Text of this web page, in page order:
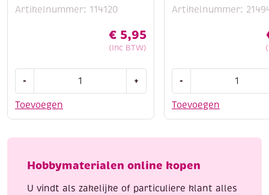
Artikelnummer: 114120
€ 5,95
(Inc BTW)
Toevoegen
-
do
Holly
aantal
+
Artikelnummer:
Toevoegen
-
voor
van
doosjes
Hobbymaterialen online kopen
U vindt als zakelijke of particuliere klant alles